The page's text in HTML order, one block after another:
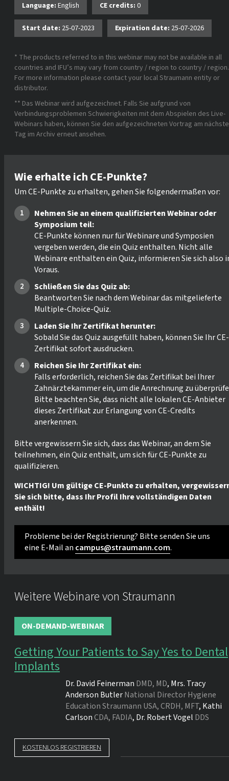
Language: English CE credits: 0
Start date: 25-07-2023 Expiration date: 25-07-2026
* The products referred to in this webinar may not be available in all
countries and IFU’s may vary from country / region to country / region.
For more information please contact your local Straumann entity or
distributor.
** Das Webinar wird aufgezeichnet. Falls Sie aufgrund von
Verbindungsproblemen Schwierigkeiten mit dem Abspielen des Live-
Webinars haben, können Sie den aufgezeichneten Vortrag am
Tag im Archiv erneut ansehen.
Wie erhalte ich CE-Punkte?
Um CE-Punkte zu erhalten, gehen Sie folgendermaßen vor:
Nehmen Sie an einem qualifizierten Webinar oder
Symposium teil:
CE-Punkte können nur für Webinare und Symposien
vergeben werden, die ein Quiz enthalten. Nicht alle
Webinare enthalten ein Quiz, informieren Sie sich also
Voraus.
Schließen Sie das Quiz ab:
Beantworten Sie nach dem Webinar das mitgelieferte
Multiple-Choice-Quiz.
Laden Sie Ihr Zertifikat herunter:
Sobald Sie das Quiz ausgefüllt haben, können Sie Ihr CE-
Zertifikat sofort ausdrucken.
Reichen Sie Ihr Zertifikat ein:
Falls erforderlich, reichen Sie das Zertifikat bei Ihrer
Zahnärztekammer ein, um die Anrechnung zu
Bitte beachten Sie, dass nicht alle lokalen CE-Anbieter
dieses Zertifikat zur Erlangung von CE-Credits
anerkennen.
Bitte vergewissern Sie sich, dass das Webinar, an dem Sie
teilnehmen, ein Quiz enthält, um sich für CE-Punkte zu
qualifizieren.
WICHTIG! Um gültige CE-Punkte zu erhalten,
Sie sich bitte, dass Ihr Profil Ihre vollständigen Daten
enthält!
Probleme bei der Registrierung? Bitte senden Sie uns
eine E-Mail an campus@straumann.com.
Weitere Webinare von Straumann
ON-DEMAND-WEBINAR
Getting Your Patients to Say Yes to Dental
Implants
Dr. David Feinerman DMD, MD, Mrs. Tracy
Anderson ButlerNational Director Hygiene
Education Straumann USA, CRDH, MFT, Kathi
CarlsonCDA, FADIA, Dr. Robert Vogel DDS
KOSTENLOS REGISTRIEREN